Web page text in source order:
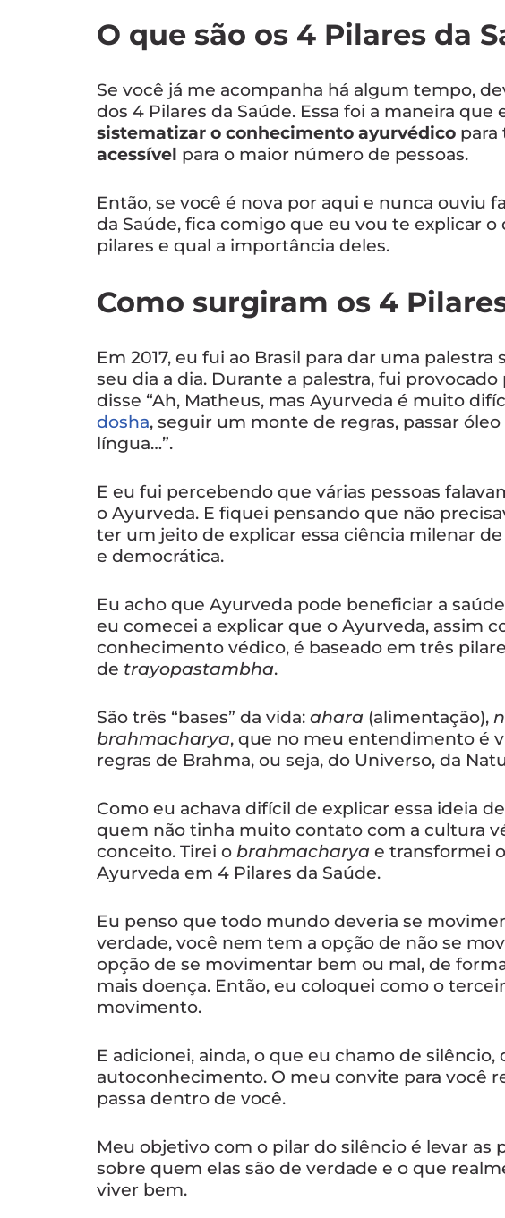
O que são os 4 Pilares da
Se você já me acompanha há algum tempo,
dos 4 Pilares da Saúde. Essa foi a maneira que
sistematizar o conhecimento ayurvédico para
acessível para o maior número de pessoas.
Então, se você é nova por aqui e nunca ouviu
da Saúde, fica comigo que eu vou te explicar o
pilares e qual a importância deles.
Como surgiram os 4
Em 2017, eu fui ao Brasil para dar uma palestra
seu dia a dia. Durante a palestra, fui
disse “Ah, Matheus, mas Ayurveda é muito
dosha, seguir um monte de regras, passar óleo
língua…”.
E eu fui percebendo que várias pessoas
o Ayurveda. E fiquei pensando que não
ter um jeito de explicar essa ciência milenar
e democrática.
Eu acho que Ayurveda pode beneficiar a
eu comecei a explicar que o Ayurveda, assim
conhecimento védico, é baseado em três
de trayopastambha.
São três “bases” da vida: ahara (alimentação),
brahmacharya, que no meu entendimento é
regras de Brahma, ou seja, do Universo, da
Como eu achava difícil de explicar essa ideia de
quem não tinha muito contato com a cultura
conceito. Tirei o brahmacharya e transformei
Ayurveda em 4 Pilares da Saúde.
Eu penso que todo mundo deveria se
verdade, você nem tem a opção de não se
opção de se movimentar bem ou mal, de
mais doença. Então, eu coloquei como o
movimento.
E adicionei, ainda, o que eu chamo de
autoconhecimento. O meu convite para você
passa dentro de você.
Meu objetivo com o pilar do silêncio é levar as
sobre quem elas são de verdade e o que
viver bem.